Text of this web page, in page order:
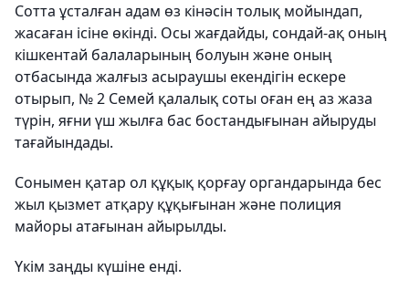
Сотта ұсталған адам өз кінәсін толық мойындап,
жасаған ісіне өкінді. Осы жағдайды, сондай-ақ оның
кішкентай балаларының болуын және оның
отбасында жалғыз асыраушы екендігін ескере
отырып, № 2 Семей қалалық соты оған ең аз жаза
түрін, яғни үш жылға бас бостандығынан айыруды
тағайындады.
Сонымен қатар ол құқық қорғау органдарында бес
жыл қызмет атқару құқығынан және полиция
майоры атағынан айырылды.
Үкім заңды күшіне енді.